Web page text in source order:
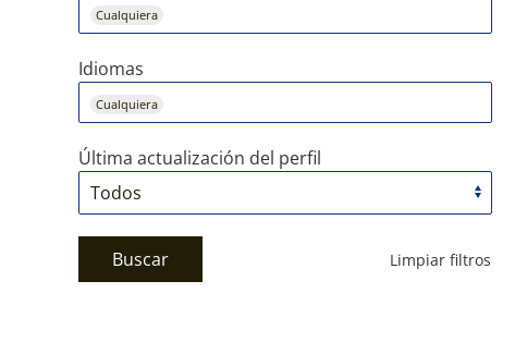
Cualquiera
Idiomas
Cualquiera
Última actualización del perfil
Buscar Limpiar filtros